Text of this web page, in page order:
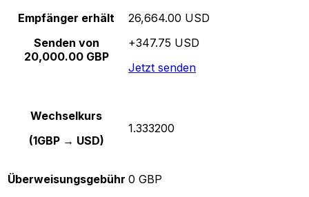
Empfänger erhält
Senden von
20,000.00 GBP
26,664.00 USD
+347.75 USD
Jetzt senden
Wechselkurs
(1GBP → USD)
1.333200
Überweisungsgebühr 0 GBP